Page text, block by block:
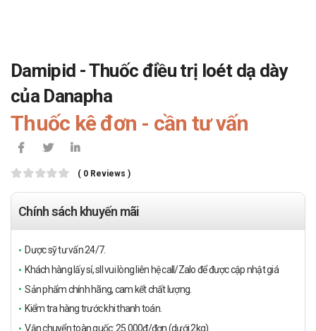
Damipid - Thuốc điều trị loét dạ dày
của Danapha
Thuốc kê đơn - cần tư vấn
( 0 Reviews )
Chính sách khuyến mãi
Dược sỹ tư vấn 24/7.
Khách hàng lấy sỉ, sll vui lòng liên hệ call/Zalo để được cập nhật giá
Sản phẩm chính hãng, cam kết chất lượng.
Kiểm tra hàng trước khi thanh toán.
Vận chuyển toàn quốc: 25.000đ/đơn (dưới 2kg).